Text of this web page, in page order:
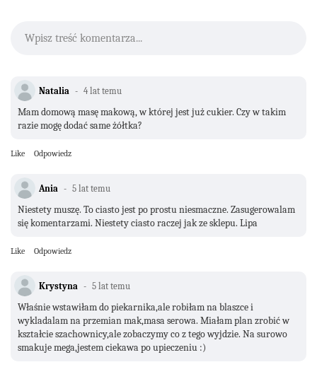
Wpisz treść komentarza...
Natalia 4 lat temu
Mam domową masę makową, w której jest już cukier. Czy w takim
razie mogę dodać same żółtka?
Like Odpowiedz
Ania 5 lat temu
Niestety muszę. To ciasto jest po prostu niesmaczne. Zasugerowalam
się komentarzami. Niestety ciasto raczej jak ze sklepu. Lipa
Like Odpowiedz
Krystyna 5 lat temu
Właśnie wstawiłam do piekarnika,ale robiłam na blaszce i
wykladalam na przemian mak,masa serowa. Miałam plan zrobić w
kształcie szachownicy,ale zobaczymy co z tego wyjdzie. Na surowo
smakuje mega,jestem ciekawa po upieczeniu :)